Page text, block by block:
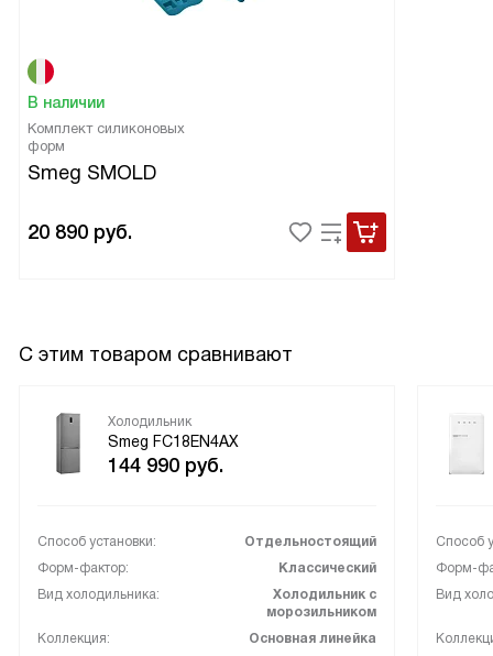
В наличии
Комплект силиконовых
форм
Smeg SMOLD
20 890 руб.
С этим товаром сравнивают
Холодильник
Smeg FC18EN4AX
144 990 руб.
Способ установки:
Отдельностоящий
Форм-фактор:
Классический
Вид холодильника:
Холодильник с
морозильником
Коллекция:
Основная линейка
Способ
Форм-
Вид